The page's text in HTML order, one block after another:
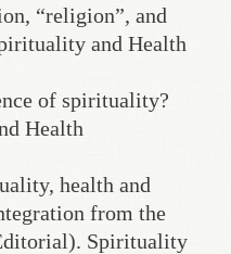
“religion”, and
and Health
of spirituality?
Health
health and
from the
Spirituality